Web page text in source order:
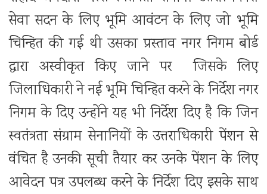
सेवा सदन के लिए भूमि आवंटन के लिए जो भूमि
चिन्हित की गई थी उसका प्रस्ताव नगर निगम बोर्ड
द्वारा अस्वीकृत किए जाने पर जिसके लिए
जिलाधिकारी ने नई भूमि चिन्हित करने के निर्देश नगर
निगम के दिए उन्होंने यह भी निर्देश दिए है कि जिन
स्वतंत्रता संग्राम सेनानियों के उत्तराधिकारी पेंशन से
वंचित है उनकी सूची तैयार कर उनके पेंशन के लिए
आवेदन पत्र उपलब्ध करने के निर्देश दिए इसके साथ